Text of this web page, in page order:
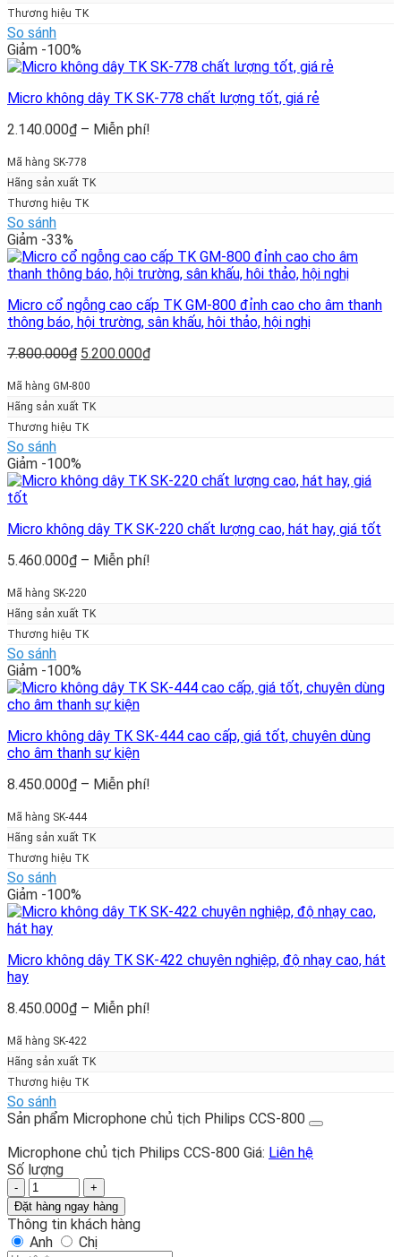
Thương hiệu TK
So sánh
Giảm -100%
Micro không dây TK SK-778 chất lượng tốt, giá rẻ
2.140.000₫ – Miễn phí!
Mã hàng SK-778
Hãng sản xuất TK
Thương hiệu TK
So sánh
Giảm -33%
Micro cổ ngỗng cao cấp TK GM-800 đỉnh cao cho âm thanh
thông báo, hội trường, sân khấu, hôi thảo, hội nghị
7.800.000₫ Giá
là:
7.800.000₫.
5.200.000₫Giá
Mã hàng GM-800
Hãng sản xuất TK
Thương hiệu TK
So sánh
Giảm -100%
Micro không dây TK SK-220 chất lượng cao, hát hay, giá tốt
5.460.000₫ – Miễn phí!
Mã hàng SK-220
Hãng sản xuất TK
Thương hiệu TK
So sánh
Giảm -100%
Micro không dây TK SK-444 cao cấp, giá tốt, chuyên dùng
cho âm thanh sự kiện
8.450.000₫ – Miễn phí!
Mã hàng SK-444
Hãng sản xuất TK
Thương hiệu TK
So sánh
Giảm -100%
Micro không dây TK SK-422 chuyên nghiệp, độ nhạy cao, hát
hay
8.450.000₫ – Miễn phí!
phí!
Mã hàng SK-422
Hãng sản xuất TK
Thương hiệu TK
So sánh
Sản phẩm Microphone chủ tịch Philips CCS-800
Microphone chủ tịch Philips CCS-800 Giá: Liên hệ
Số lượng
Microphone
chủ
tịch
Philips
Đặt hàng ngay hàng
Thông tin khách hàng
Anh
Chị